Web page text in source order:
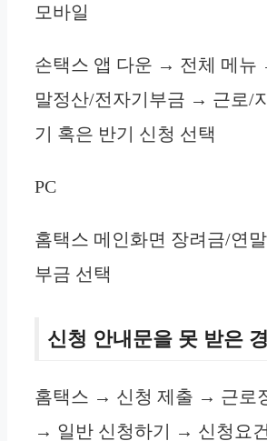
모바일
손택스 앱 다운 → 전체 메뉴
말정산/전자기부금 → 근로/
기 혹은 반기 신청 선택
PC
홈택스 메인화면 장려금/연
부금 선택
신청 안내문을 못 받은
홈택스 → 신청 제출 → 근로
→ 일반 신청하기 → 신청요